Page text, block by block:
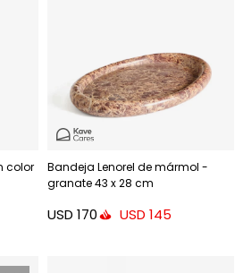
color
Bandeja Lenorel de mármol -
granate 43 x 28 cm
USD 170 USD 145